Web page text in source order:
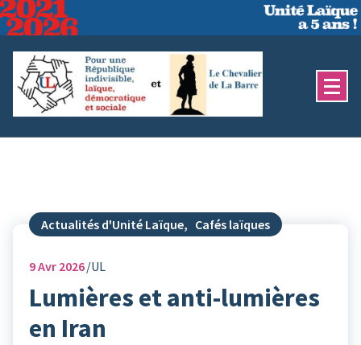
Aller
au
contenu
Actualités d'Unité Laïque, Cafés laïques
9Avr 2026 UL
Lumières et anti-lumières
en Iran